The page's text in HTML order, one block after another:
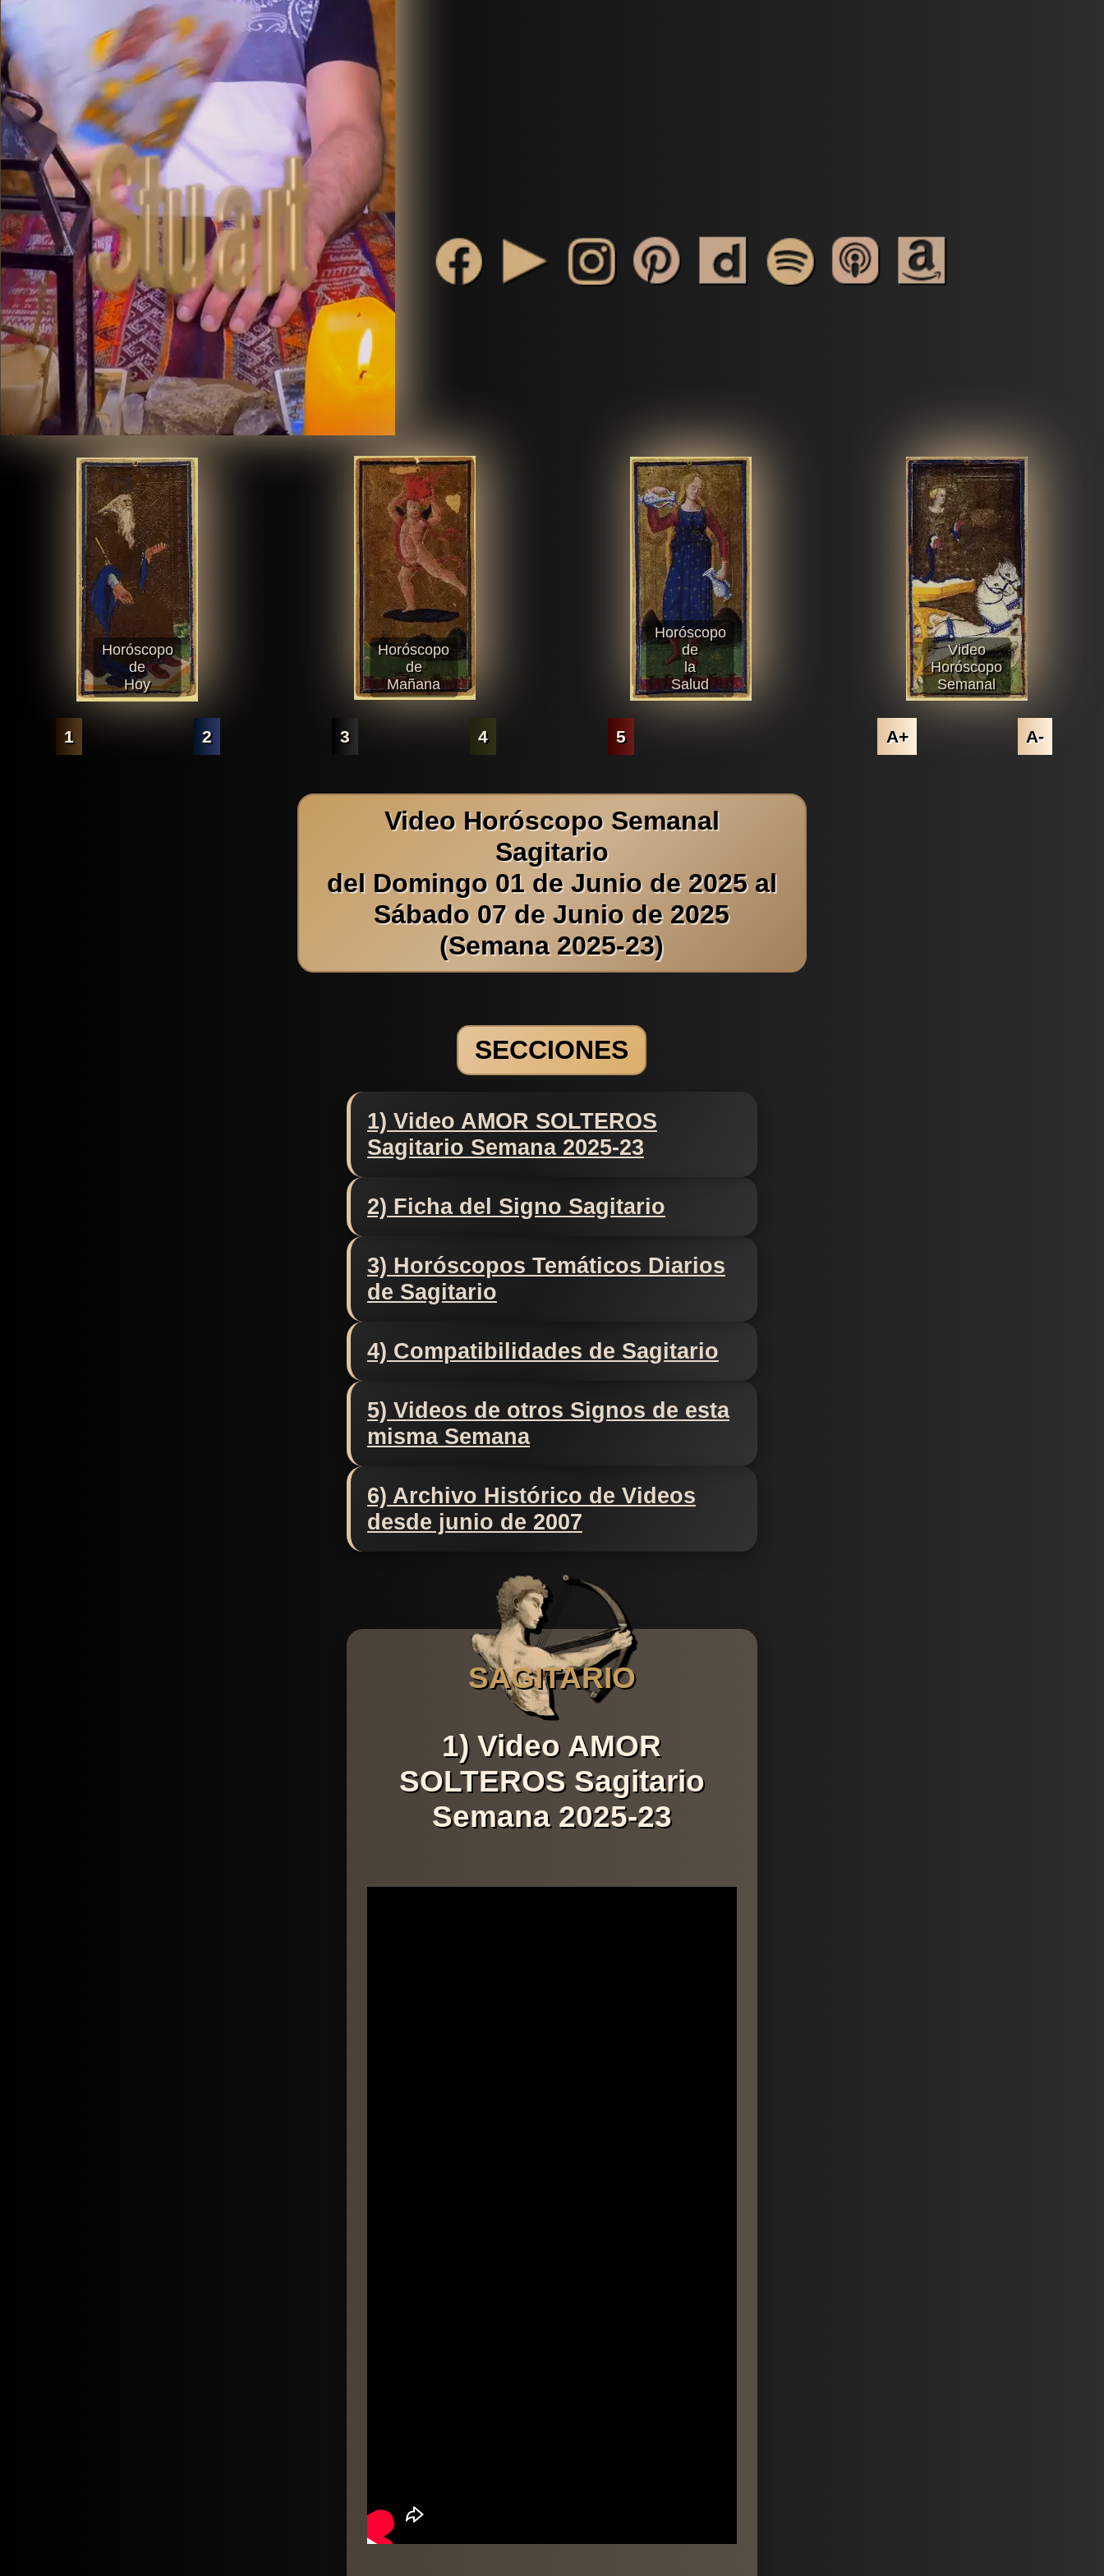
Horóscopo
de
Hoy
Horóscopo
de
Mañana
Horóscopo
de
la
Salud
Video
Horóscopo
Semanal
1 2 3 4 5 A+ A-
Video Horóscopo Semanal
Sagitario
del Domingo 01 de Junio de 2025 al
Sábado 07 de Junio de 2025
(Semana 2025-23)
SECCIONES
1) Video AMOR SOLTEROS
Sagitario Semana 2025-23
2) Ficha del Signo Sagitario
3) Horóscopos Temáticos Diarios
de Sagitario
4) Compatibilidades de Sagitario
5) Videos de otros Signos de esta
misma Semana
6) Archivo Histórico de Videos
desde junio de 2007
SAGITARIO
1) Video AMOR
SOLTEROS Sagitario
Semana 2025-23